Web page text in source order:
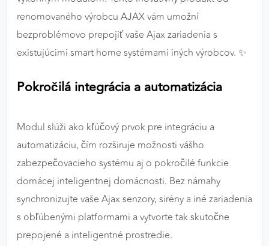
renomovaného výrobcu AJAX vám umožní
bezproblémovo prepojiť vaše Ajax zariadenia s
existujúcimi smart home systémami iných výrobcov. ✨
Pokročilá integrácia a automatizácia
Modul slúži ako kľúčový prvok pre integráciu a
automatizáciu, čím rozširuje možnosti vášho
zabezpečovacieho systému aj o pokročilé funkcie
domácej inteligentnej domácnosti. Bez námahy
synchronizujte vaše Ajax senzory, sirény a iné zariadenia
s obľúbenými platformami a vytvorte tak skutočne
prepojené a inteligentné prostredie.
výkon a funkčnosť našich stránok.
Google Analytics
Marketingové cookies sa používajú na sledovanie
správania používateľov naprieč webovými
stránkami. Umožňujú nám a našim partnerom
našom webe aj v reklamných sieťach tretích strán.
Google Ads
Poskytovateľ: Google